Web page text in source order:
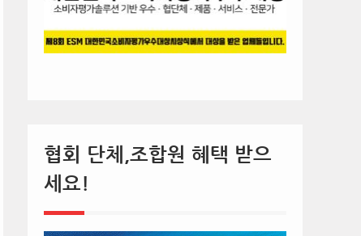
협회 단체,조합원 혜택 받으
세요!